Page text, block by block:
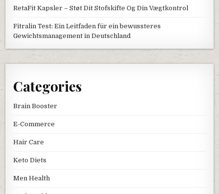
RetaFit Kapsler – Støt Dit Stofskifte Og Din Vægtkontrol
Fitralin Test: Ein Leitfaden für ein bewussteres
Gewichtsmanagement in Deutschland
Categories
Brain Booster
E-Commerce
Hair Care
Keto Diets
Men Health